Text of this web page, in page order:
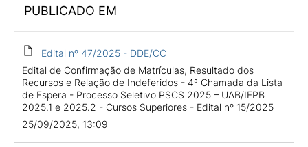
PUBLICADO EM
Edital nº 47/2025 - DDE/CC
Edital de Confirmação de Matrículas, Resultado dos
Recursos e Relação de Indeferidos - 4ª Chamada da Lista
de Espera - Processo Seletivo PSCS 2025 – UAB/IFPB
2025.1 e 2025.2 - Cursos Superiores - Edital nº 15/2025
25/09/2025, 13:09